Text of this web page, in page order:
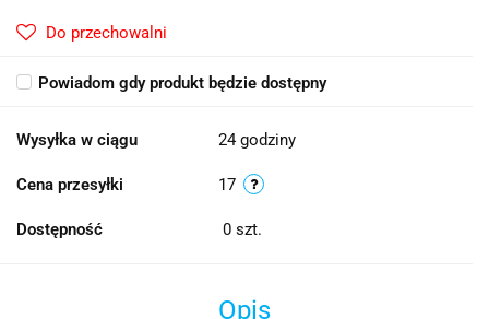
Do przechowalni
Powiadom gdy produkt będzie dostępny
Wysyłka w ciągu 24 godziny
Cena przesyłki 17
Dostępność 0 szt.
Opis